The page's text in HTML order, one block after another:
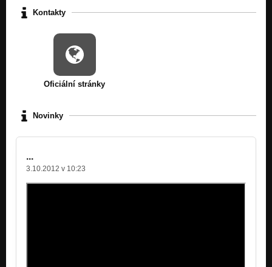
Kontakty
Oficiální stránky
Novinky
...
3.10.2012 v 10:23